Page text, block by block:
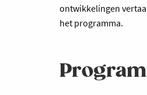
ontwikkelingen
het programma.